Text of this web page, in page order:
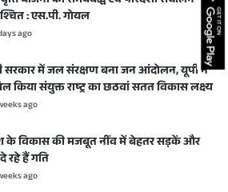
: एस.पी. गोयल
ago
सरकार में जल संरक्षण बना जन आंदोलन, यूपी ने
किया संयुक्त राष्ट्र का छठवां सतत विकास लक्ष्य
ago
के विकास की मजबूत नींव में बेहतर सड़कें और
रहे हैं गति
ago